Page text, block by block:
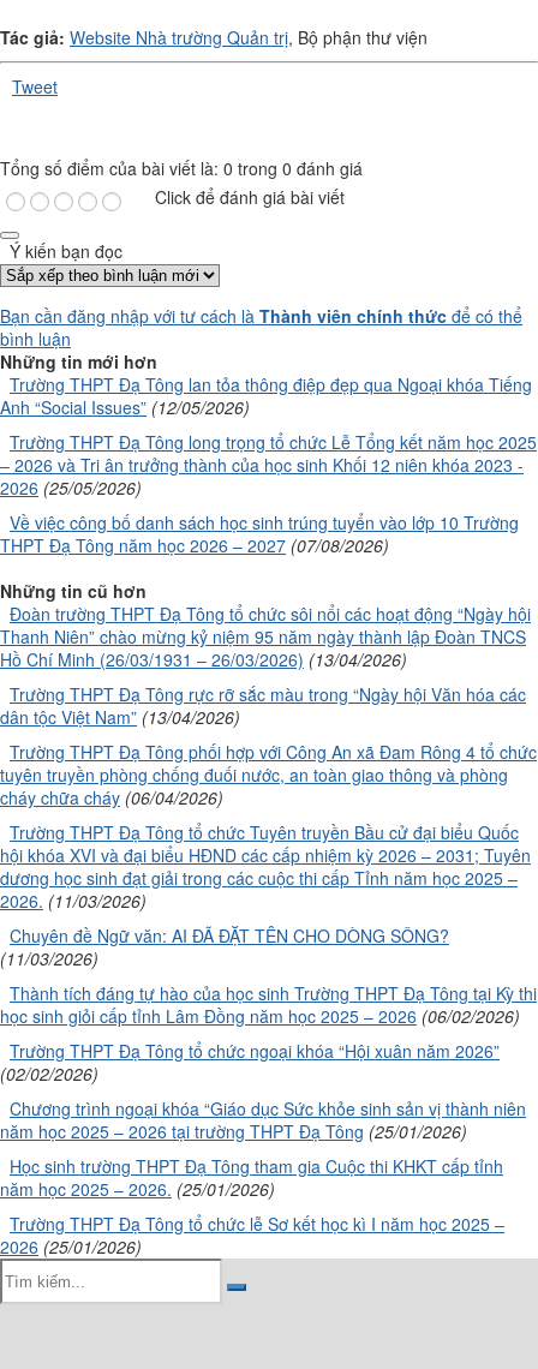
Tác giả: Website Nhà trường Quản trị, Bộ phận thư viện
Tweet
Tổng số điểm của bài viết là: 0 trong 0 đánh giá
Click để đánh giá bài viết
Ý kiến bạn đọc
Bạn cần đăng nhập với tư cách là Thành viên chính thức để có thể
bình luận
Những tin mới hơn
Trường THPT Đạ Tông lan tỏa thông điệp đẹp qua Ngoại khóa Tiếng
Anh “Social Issues” (12/05/2026)
Trường THPT Đạ Tông long trọng tổ chức Lễ Tổng kết năm học 2025
– 2026 và Tri ân trưởng thành của học sinh Khối 12 niên khóa 2023 -
2026 (25/05/2026)
Về việc công bố danh sách học sinh trúng tuyển vào lớp 10 Trường
THPT Đạ Tông năm học 2026 – 2027 (07/08/2026)
Những tin cũ hơn
Đoàn trường THPT Đạ Tông tổ chức sôi nổi các hoạt động “Ngày hội
Thanh Niên” chào mừng kỷ niệm 95 năm ngày thành lập Đoàn TNCS
Hồ Chí Minh (26/03/1931 – 26/03/2026) (13/04/2026)
Trường THPT Đạ Tông rực rỡ sắc màu trong “Ngày hội Văn hóa các
dân tộc Việt Nam” (13/04/2026)
Trường THPT Đạ Tông phối hợp với Công An xã Đam Rông 4 tổ chức
tuyên truyền phòng chống đuối nước, an toàn giao thông và phòng
cháy chữa cháy (06/04/2026)
Trường THPT Đạ Tông tổ chức Tuyên truyền Bầu cử đại biểu Quốc
hội khóa XVI và đại biểu HĐND các cấp nhiệm kỳ 2026 – 2031; Tuyên
dương học sinh đạt giải trong các cuộc thi cấp Tỉnh năm học 2025 –
2026. (11/03/2026)
Chuyên đề Ngữ văn: AI ĐÃ ĐẶT TÊN CHO DÒNG SÔNG?
(11/03/2026)
Thành tích đáng tự hào của học sinh Trường THPT Đạ Tông tại Kỳ thi
học sinh giỏi cấp tỉnh Lâm Đồng năm học 2025 – 2026 (06/02/2026)
Trường THPT Đạ Tông tổ chức ngoại khóa “Hội xuân năm 2026”
(02/02/2026)
Chương trình ngoại khóa “Giáo dục Sức khỏe sinh sản vị thành niên
năm học 2025 – 2026 tại trường THPT Đạ Tông (25/01/2026)
Học sinh trường THPT Đạ Tông tham gia Cuộc thi KHKT cấp tỉnh
năm học 2025 – 2026. (25/01/2026)
Trường THPT Đạ Tông tổ chức lễ Sơ kết học kì I năm học 2025 –
2026 (25/01/2026)